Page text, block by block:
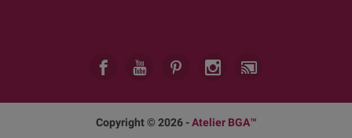
Copyright © 2026 -Atelier BGA™